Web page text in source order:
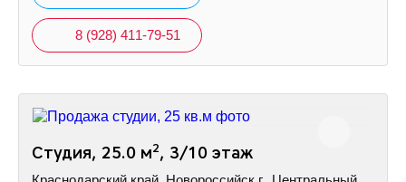
8 (928) 411-79-51
Студия, 25.0 м2, 3/10 этаж